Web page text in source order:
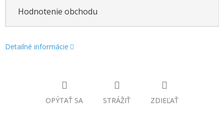
Hodnotenie obchodu
Detailné informácie
OPÝTAŤ SA STRÁŽIŤ ZDIEĽAŤ